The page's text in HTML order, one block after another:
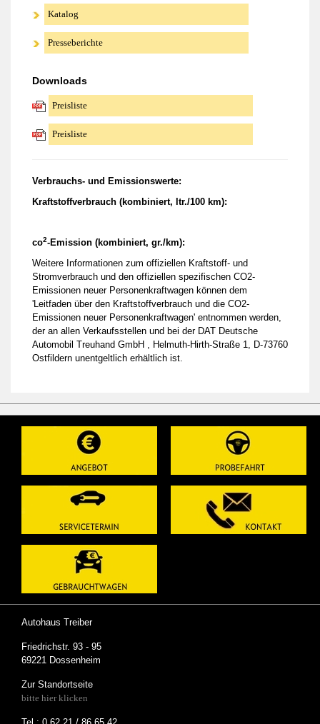
Katalog
Presseberichte
Downloads
Preisliste
Preisliste
Verbrauchs- und Emissionswerte:
Kraftstoffverbrauch (kombiniert, ltr./100 km):
co2-Emission (kombiniert, gr./km):
Weitere Informationen zum offiziellen Kraftstoff- und
Stromverbrauch und den offiziellen spezifischen CO2-
Emissionen neuer Personenkraftwagen können dem
'Leitfaden über den Kraftstoffverbrauch und die CO2-
Emissionen neuer Personenkraftwagen' entnommen werden,
der an allen Verkaufsstellen und bei der DAT Deutsche
Automobil Treuhand GmbH , Helmuth-Hirth-Straße 1, D-73760
Ostfildern unentgeltlich erhältlich ist.
Autohaus Treiber
Friedrichstr. 93 - 95
69221 Dossenheim
Zur Standortseite
bitte hier klicken